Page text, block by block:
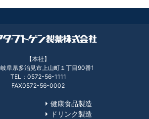
【本社】
阜県多治見市上山町１丁目90番1
TEL：0572-56-1111
FAX0572-56-0002
健康食品製造
ドリンク製造